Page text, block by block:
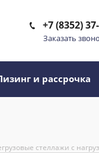
+7 (8352)
Заказать
и рассрочка
стеллажи с